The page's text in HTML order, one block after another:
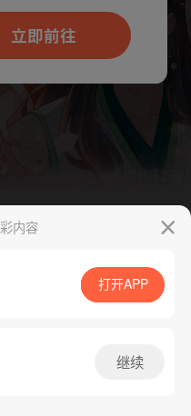
App免费看
漫App免费看
内容
打开APP
继续
可打开App新用
看
立即前往